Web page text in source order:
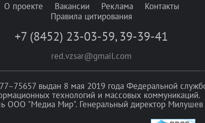
О проекте Вакансии Реклама
Контакты
Правила цитирования
+7 (8452) 23-03-59, 39-39-41
red.vzsar@gmail.com
выдан 8 мая 2019 года Федеральной
технологий и массовых коммуникаций.
ООО "Медиа Мир". Генеральный директор